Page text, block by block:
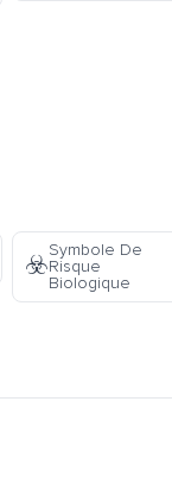
☣️
Symbole De
Risque
Biologique